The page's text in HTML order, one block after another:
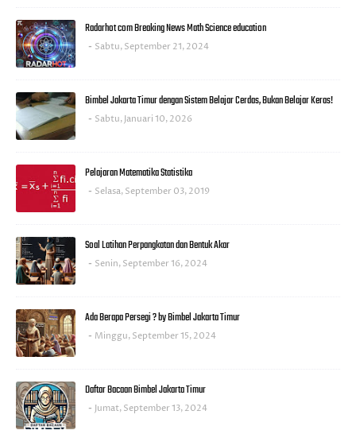
Radarhot com Breaking News Math Science education
Sabtu, September 21, 2024
Bimbel Jakarta Timur dengan Sistem Belajar Cerdas, Bukan Belajar Keras!
Sabtu, Januari 10, 2026
Pelajaran Matematika Statistika
Selasa, September 03, 2019
Soal Latihan Perpangkatan dan Bentuk Akar
Senin, September 16, 2024
Ada Berapa Persegi ? by Bimbel Jakarta Timur
Minggu, September 15, 2024
Daftar Bacaan Bimbel Jakarta Timur
Jumat, September 13, 2024